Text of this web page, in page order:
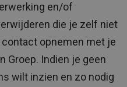
en/of
die je zelf niet
contact opnemen met je
Groep. Indien je geen
wilt inzien en zo nodig